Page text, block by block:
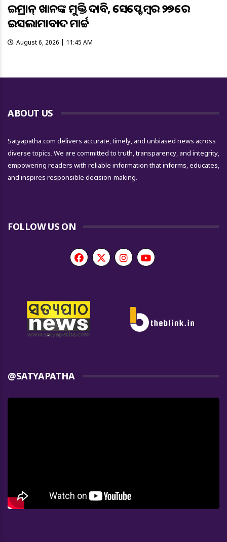
ଇମ୍ରାନ୍ ଖାନଙ୍କ ମୁକ୍ତି ଦାବି, ସେପ୍ଟେମ୍ବର ୨୭ରେ
ଇସଲାମାବାଦ ମାର୍ଚ୍ଚ
August 6, 2026 | 11:45 AM
ABOUT US
Satyapatha.com delivers accurate, timely, and unbiased news across
diverse topics. We are committed to truth, transparency, and integrity,
empowering readers with reliable information that informs, educates,
and inspires responsible decision-making.
FOLLOW US ON
@SATYAPATHA